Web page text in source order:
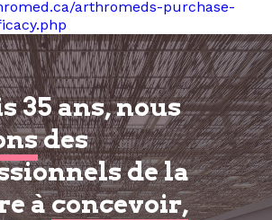
arthromeds-purchase-
35 ans, nous
des
de la
àconcevoir,